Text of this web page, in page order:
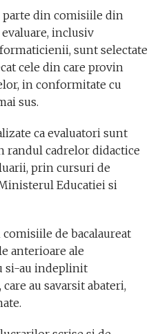
parte din comisiile din
inclusiv
sunt selectate
cele din care provin
in conformitate cu
sus.
ca evaluatori sunt
randul cadrelor didactice
prin cursuri de
Educatiei si
de bacalaureat
anterioare ale
si-au indeplinit
au savarsit abateri,